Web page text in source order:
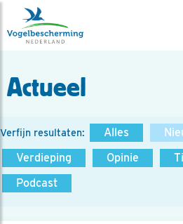
Actueel
Verfijn resultaten: Alles
Verdieping
Opinie
Podcast